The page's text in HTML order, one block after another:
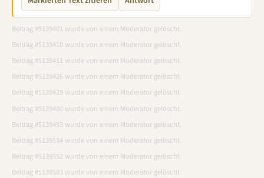
Beitrag #5139401 wurde von einem Moderator gelöscht.
Beitrag #5139410 wurde von einem Moderator gelöscht.
Beitrag #5139411 wurde von einem Moderator gelöscht.
Beitrag #5139426 wurde von einem Moderator gelöscht.
Beitrag #5139429 wurde von einem Moderator gelöscht.
Beitrag #5139480 wurde von einem Moderator gelöscht.
Beitrag #5139493 wurde von einem Moderator gelöscht.
Beitrag #5139534 wurde von einem Moderator gelöscht.
Beitrag #5139552 wurde von einem Moderator gelöscht.
Beitrag #5139583 wurde von einem Moderator gelöscht.